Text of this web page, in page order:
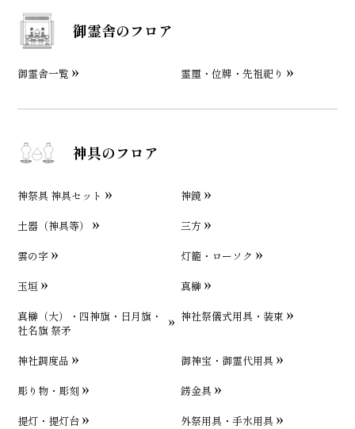
御霊舎のフロア
御霊舎一覧 霊璽・位牌・先祖祀り
神具のフロア
神祭具 神具セット
神鏡
土器（神具等）
三方
雲の字
灯籠・ローソク
玉垣
真榊
真榊（大）・四神旗・日月旗・
社名旗 祭矛
神社祭儀式用具・装束
神社調度品
御神宝・御霊代用具
彫り物・彫刻
錺金具
提灯・提灯台
外祭用具・手水用具